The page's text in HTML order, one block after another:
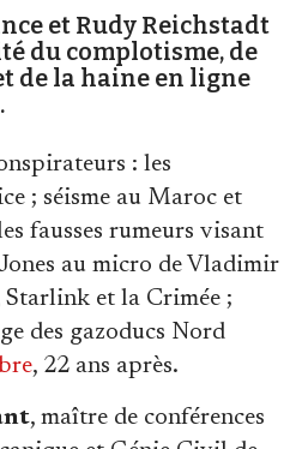
don
à Vera
et Rudy Reichstadt
du complotisme, de
de la haine en ligne
: les
; séisme au Maroc et
fausses rumeurs visant
au micro de Vladimir
et la Crimée ;
des gazoducs Nord
, 22 ans après.
, maître de conférences